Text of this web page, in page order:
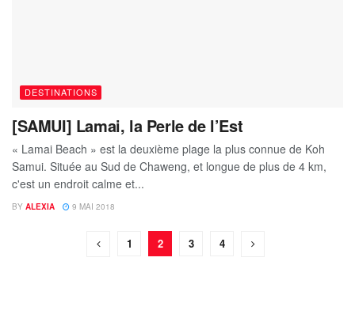
DESTINATIONS
[SAMUI] Lamai, la Perle de l’Est
« Lamai Beach » est la deuxième plage la plus connue de Koh
Samui. Située au Sud de Chaweng, et longue de plus de 4 km,
c'est un endroit calme et...
BY ALEXIA 9 MAI 2018
1 2 3 4